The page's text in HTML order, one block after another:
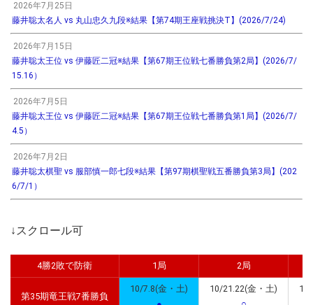
2026年7月25日
藤井聡太名人 vs 丸山忠久九段※結果【第74期王座戦挑決T】(2026/7/24)
2026年7月15日
藤井聡太王位 vs 伊藤匠二冠※結果【第67期王位戦七番勝負第2局】(2026/7/
15.16）
2026年7月5日
藤井聡太王位 vs 伊藤匠二冠※結果【第67期王位戦七番勝負第1局】(2026/7/
4.5）
2026年7月2日
藤井聡太棋聖 vs 服部慎一郎七段※結果【第97期棋聖戦五番勝負第3局】(202
6/7/1）
↓スクロール可
4勝2敗で防衛 1局 2局
第35期竜王戦7番勝負
10/7.8(金・土)
10/21.22(金・土)